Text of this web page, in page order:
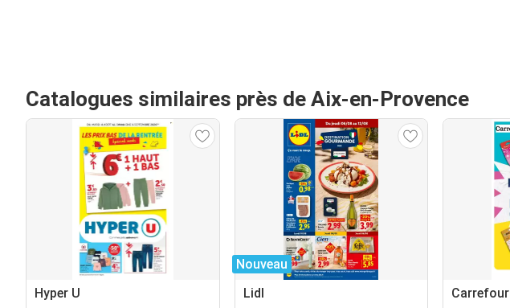
Catalogues similaires près de Aix-en-Provence
Hyper U
Nouveau
Lidl
Carrefour